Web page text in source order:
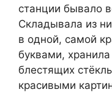
станции бывало
Складывала из
в одной, самой
буквами,
блестящих
красивыми